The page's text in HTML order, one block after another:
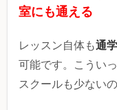
室にも通える
レッスン自体も通
可能です。こうい
スクールも少ない